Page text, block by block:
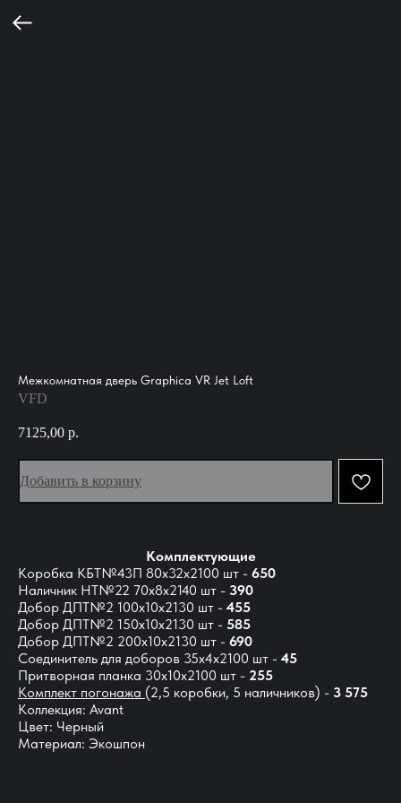
Межкомнатная дверь Graphica VR Jet Loft
VFD
7125,00 р.
Добавить в корзину
Комплектующие
Коробка КБТ№43П 80х32х2100 шт - 650
Наличник НТ№22 70х8х2140 шт - 390
Добор ДПТ№2 100х10х2130 шт - 455
Добор ДПТ№2 150х10х2130 шт - 585
Добор ДПТ№2 200х10х2130 шт - 690
Соединитель для доборов 35х4х2100 шт - 45
Притворная планка 30х10х2100 шт - 255
Комплект погонажа (2,5 коробки, 5 наличников) - 3 575
Коллекция: Avant
Цвет: Черный
Материал: Экошпон